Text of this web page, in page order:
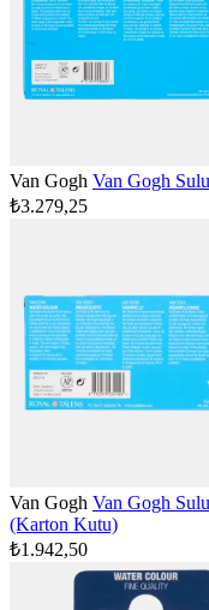
Van Gogh Van Gogh
₺3.279,25
Van Gogh Van Gogh
(Karton Kutu)
₺1.942,50